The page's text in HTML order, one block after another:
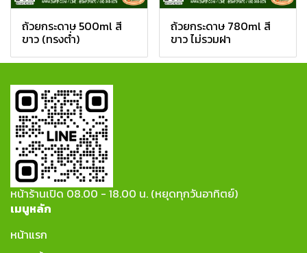
ถ้วยกระดาษ 500ml สี
ขาว (ทรงต่ำ)
ถ้วยกระดาษ 780ml สี
ขาว ไม่รวมฝา
หน้าร้านเปิด 08.00 - 18.00 น. (หยุดทุกวันอาทิตย์)
เมนูหลัก
หน้าแรก